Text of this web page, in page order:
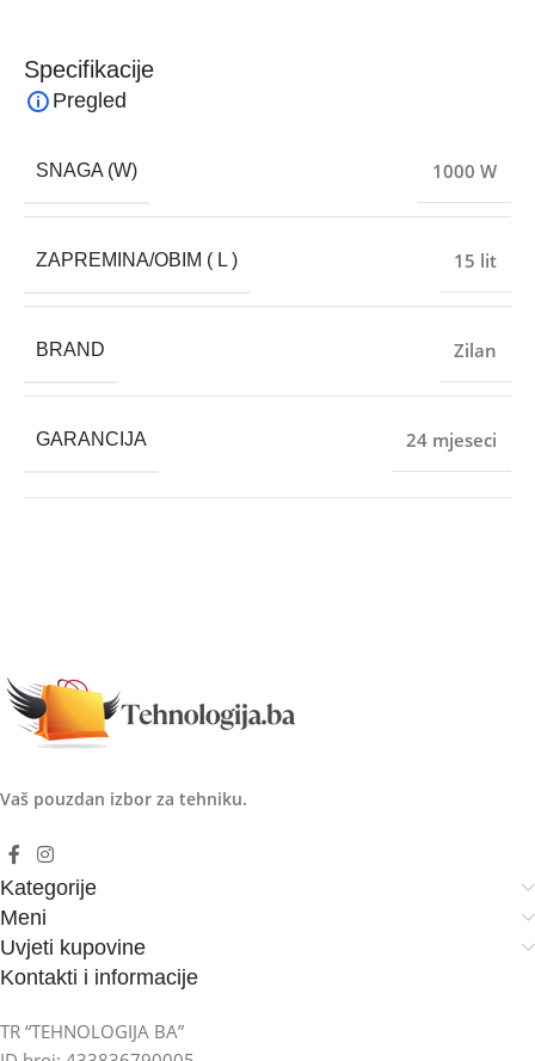
Specifikacije
Pregled
SNAGA (W) 1000 W
ZAPREMINA/OBIM ( L ) 15 lit
BRAND Zilan
GARANCIJA 24 mjeseci
Vaš pouzdan izbor za tehniku.
Kategorije
Meni
Uvjeti kupovine
Kontakti i informacije
TR “TEHNOLOGIJA BA”